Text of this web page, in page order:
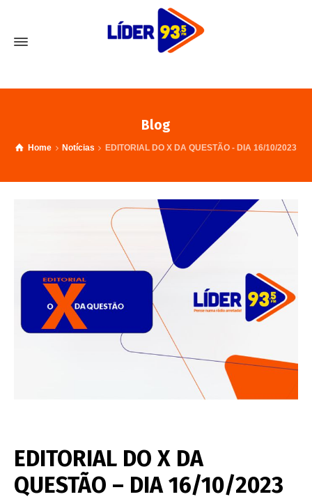
Blog
Home Notícias EDITORIAL DO X DA QUESTÃO - DIA 16/10/2023
EDITORIAL DO X DA
QUESTÃO – DIA 16/10/2023